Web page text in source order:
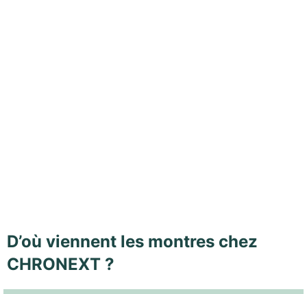
D’où viennent les montres chez
CHRONEXT ?